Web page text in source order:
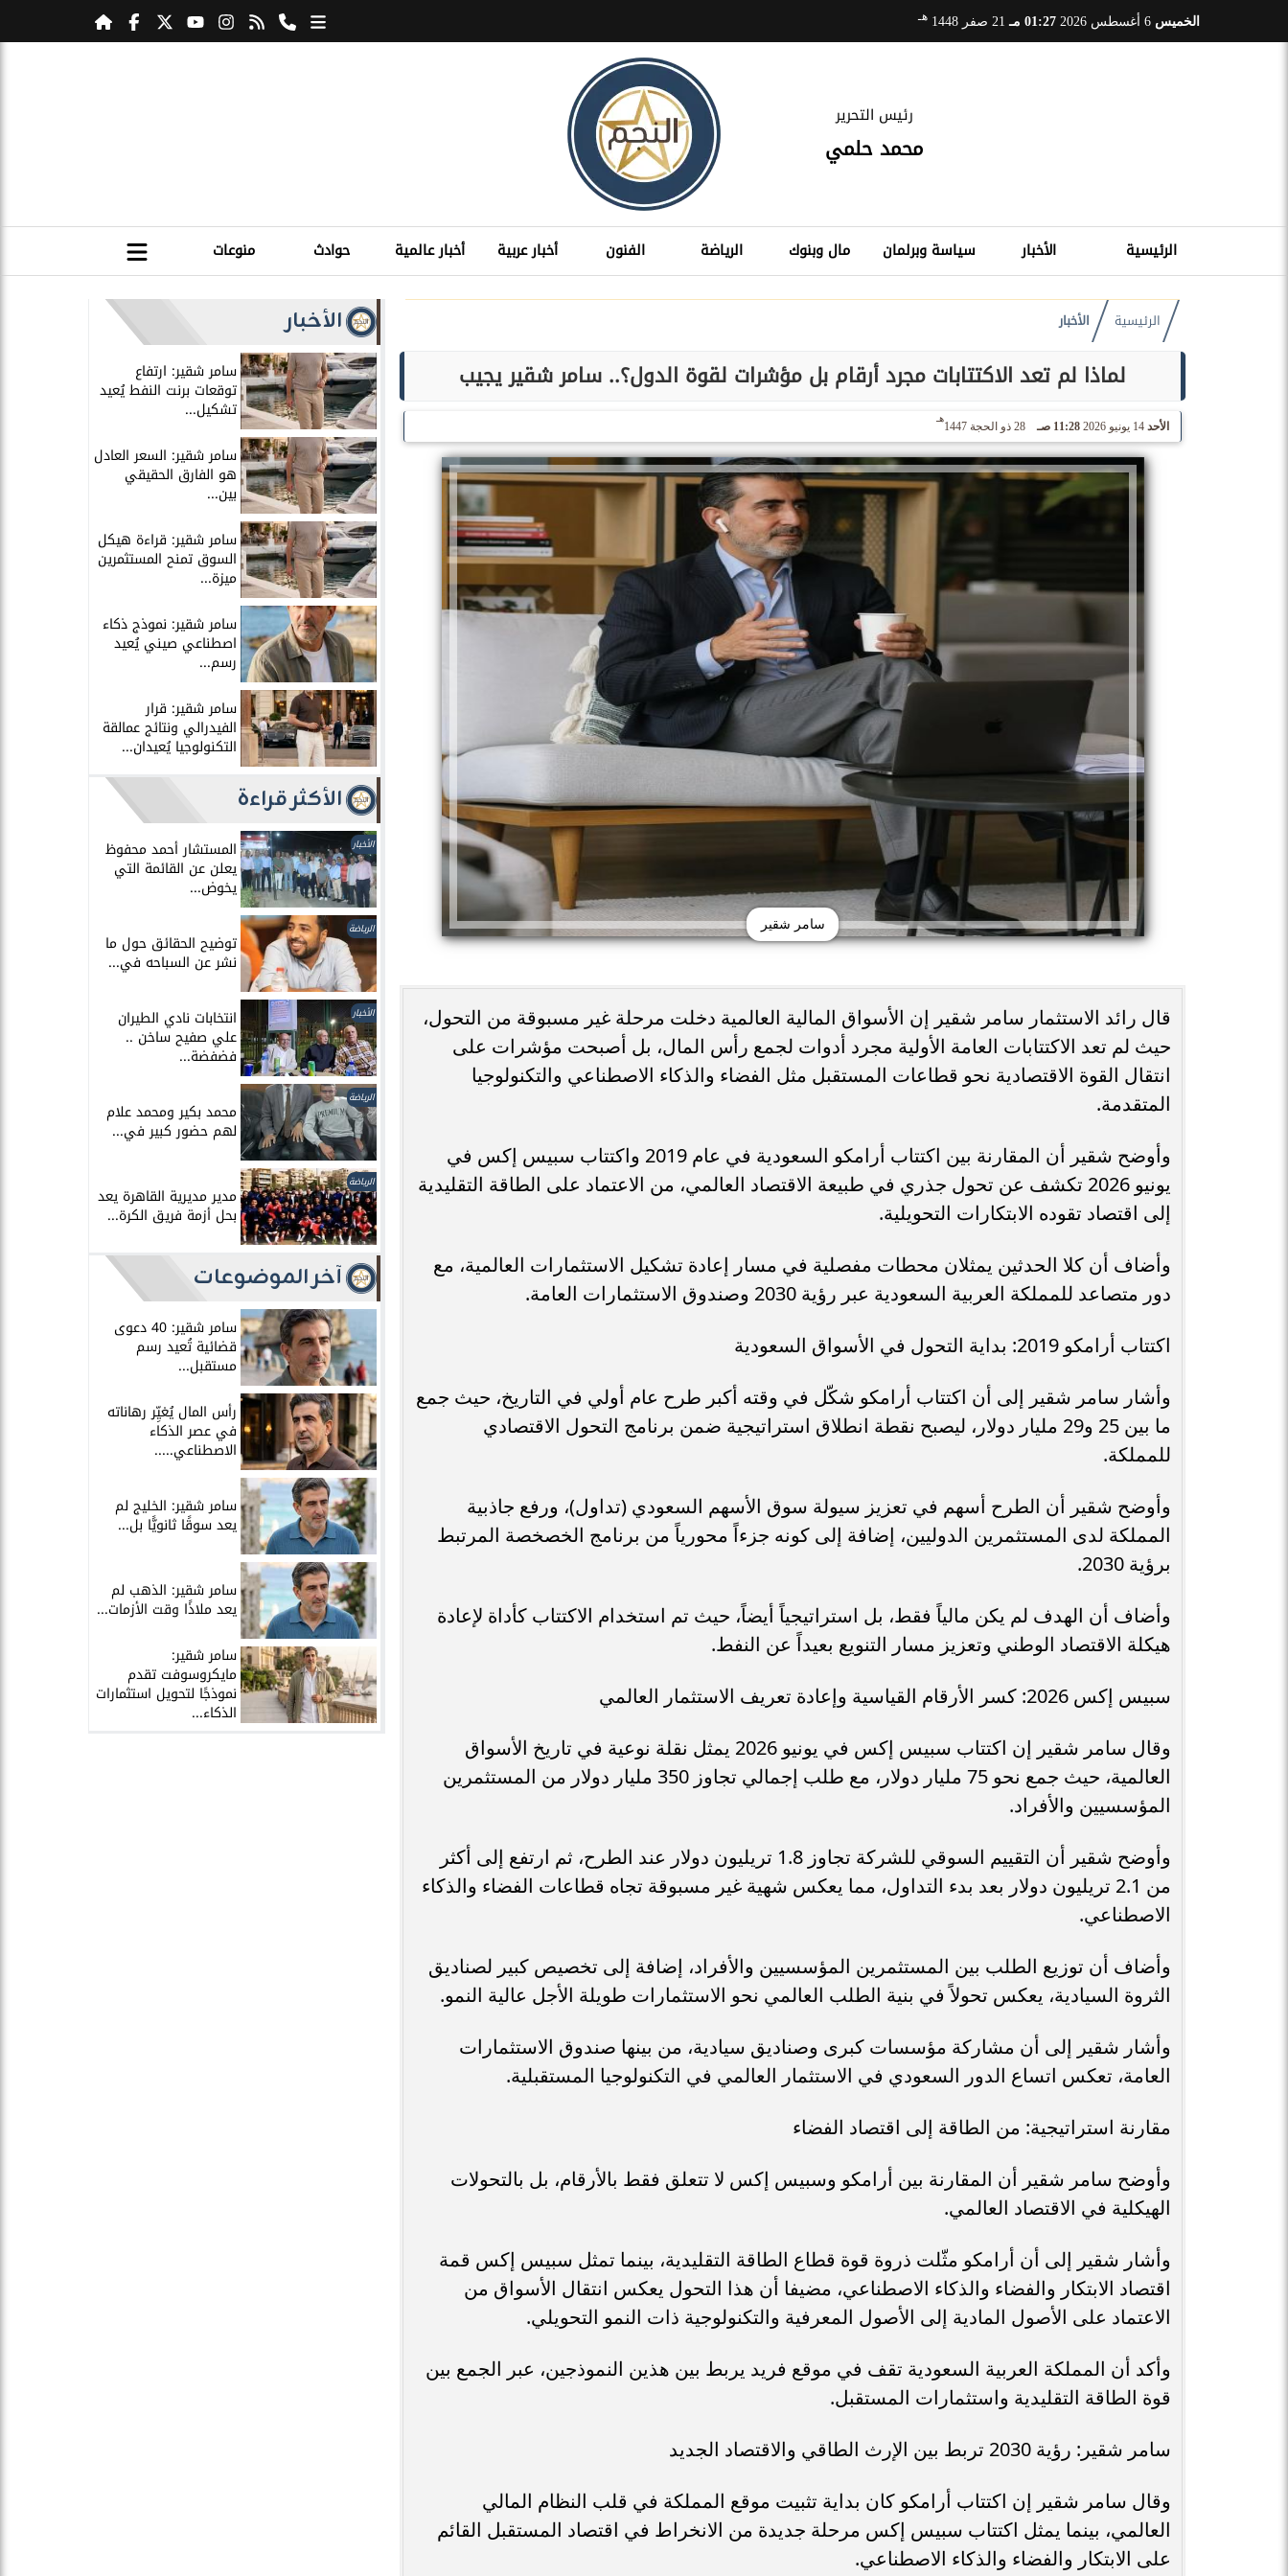
الخميس 01:27 مـ 21 صفر 1448 هـ
رئيس التحرير
محمد حلمي
الرئيسية الأخبار سياسة وبرلمان مال وبنوك الرياضة الفنون أخبار عربية أخبار عالمية حوادث منوعات
الرئيسية الأخبار
لماذا لم تعد الاكتتابات مجرد أرقام بل مؤشرات لقوة الدول؟.. سامر شقير يجيب
الأحد 14 يونيو 2026 11:28 صـ 28 ذو الحجة 1447
هـ
سامر شقير
قال رائد الاستثمار سامر شقير إن الأسواق المالية العالمية دخلت مرحلة غير مسبوقة من التحول،
حيث لم تعد الاكتتابات العامة الأولية مجرد أدوات لجمع رأس المال، بل أصبحت مؤشرات على
انتقال القوة الاقتصادية نحو قطاعات المستقبل مثل الفضاء والذكاء الاصطناعي والتكنولوجيا
المتقدمة.
وأوضح شقير أن المقارنة بين اكتتاب أرامكو السعودية في عام 2019 واكتتاب سبيس إكس في
يونيو 2026 تكشف عن تحول جذري في طبيعة الاقتصاد العالمي، من الاعتماد على الطاقة التقليدية
إلى اقتصاد تقوده الابتكارات التحويلية.
وأضاف أن كلا الحدثين يمثلان محطات مفصلية في مسار إعادة تشكيل الاستثمارات العالمية، مع
دور متصاعد للمملكة العربية السعودية عبر رؤية 2030 وصندوق الاستثمارات العامة.
اكتتاب أرامكو 2019: بداية التحول في الأسواق السعودية
وأشار سامر شقير إلى أن اكتتاب أرامكو شكّل في وقته أكبر طرح عام أولي في التاريخ، حيث جمع
ما بين 25 و29 مليار دولار، ليصبح نقطة انطلاق استراتيجية ضمن برنامج التحول الاقتصادي
للمملكة.
وأوضح شقير أن الطرح أسهم في تعزيز سيولة سوق الأسهم السعودي (تداول)، ورفع جاذبية
المملكة لدى المستثمرين الدوليين، إضافة إلى كونه جزءاً محورياً من برنامج الخصخصة المرتبط
برؤية 2030.
وأضاف أن الهدف لم يكن مالياً فقط، بل استراتيجياً أيضاً، حيث تم استخدام الاكتتاب كأداة لإعادة
هيكلة الاقتصاد الوطني وتعزيز مسار التنويع بعيداً عن النفط.
سبيس إكس 2026: كسر الأرقام القياسية وإعادة تعريف الاستثمار العالمي
وقال سامر شقير إن اكتتاب سبيس إكس في يونيو 2026 يمثل نقلة نوعية في تاريخ الأسواق
العالمية، حيث جمع نحو 75 مليار دولار، مع طلب إجمالي تجاوز 350 مليار دولار من المستثمرين
المؤسسيين والأفراد.
وأوضح شقير أن التقييم السوقي للشركة تجاوز 1.8 تريليون دولار عند الطرح، ثم ارتفع إلى أكثر
من 2.1 تريليون دولار بعد بدء التداول، مما يعكس شهية غير مسبوقة تجاه قطاعات الفضاء والذكاء
الاصطناعي.
وأضاف أن توزيع الطلب بين المستثمرين المؤسسيين والأفراد، إضافة إلى تخصيص كبير لصناديق
الثروة السيادية، يعكس تحولاً في بنية الطلب العالمي نحو الاستثمارات طويلة الأجل عالية النمو.
وأشار شقير إلى أن مشاركة مؤسسات كبرى وصناديق سيادية، من بينها صندوق الاستثمارات
العامة، تعكس اتساع الدور السعودي في الاستثمار العالمي في التكنولوجيا المستقبلية.
مقارنة استراتيجية: من الطاقة إلى اقتصاد الفضاء
وأوضح سامر شقير أن المقارنة بين أرامكو وسبيس إكس لا تتعلق فقط بالأرقام، بل بالتحولات
الهيكلية في الاقتصاد العالمي.
وأشار شقير إلى أن أرامكو مثّلت ذروة قوة قطاع الطاقة التقليدية، بينما تمثل سبيس إكس قمة
اقتصاد الابتكار والفضاء والذكاء الاصطناعي، مضيفا أن هذا التحول يعكس انتقال الأسواق من
الاعتماد على الأصول المادية إلى الأصول المعرفية والتكنولوجية ذات النمو التحويلي.
وأكد أن المملكة العربية السعودية تقف في موقع فريد يربط بين هذين النموذجين، عبر الجمع بين
قوة الطاقة التقليدية واستثمارات المستقبل.
سامر شقير: رؤية 2030 تربط بين الإرث الطاقي والاقتصاد الجديد
وقال سامر شقير إن اكتتاب أرامكو كان بداية تثبيت موقع المملكة في قلب النظام المالي
العالمي، بينما يمثل اكتتاب سبيس إكس مرحلة جديدة من الانخراط في اقتصاد المستقبل القائم
على الابتكار والفضاء والذكاء الاصطناعي.
الأخبار
سامر شقير: ارتفاع
توقعات برنت النفط يُعيد
تشكيل...
سامر شقير: السعر العادل
هو الفارق الحقيقي
بين...
سامر شقير: قراءة هيكل
السوق تمنح المستثمرين
ميزة...
سامر شقير: نموذج ذكاء
اصطناعي صيني يُعيد
رسم...
سامر شقير: قرار
الفيدرالي ونتائج عمالقة
التكنولوجيا يُعيدان...
الأكثر قراءة
الأخبار المستشار أحمد محفوظ
يعلن عن القائمة التي
يخوض...
الرياضة
توضيح الحقائق حول ما
نشر عن السباحه في...
الأخبار انتخابات نادي الطيران
علي صفيح ساخن ..
فضفضة...
الرياضة
محمد بكير ومحمد علام
لهم حضور كبير في...
الرياضة
مدير مديرية القاهرة يعد
بحل أزمة فريق الكرة...
آخر الموضوعات
سامر شقير: 40 دعوى
قضائية تُعيد رسم
مستقبل...
رأس المال يُغيِّر رهاناته
في عصر الذكاء
الاصطناعي.....
سامر شقير: الخليج لم
يعد سوقًا ثانويًّا بل...
سامر شقير: الذهب لم
يعد ملاذًا وقت الأزمات...
سامر شقير:
مايكروسوفت تقدم
نموذجًا لتحويل استثمارات
الذكاء...